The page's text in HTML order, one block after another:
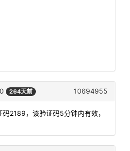
264天前 10694955
码2189，该验证码5分钟内有效，